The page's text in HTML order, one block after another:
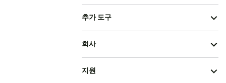
추가 도구
회사
지원